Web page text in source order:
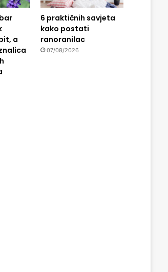
a
6 praktičnih savjeta
kako postati
ranoranilac
07/08/2026